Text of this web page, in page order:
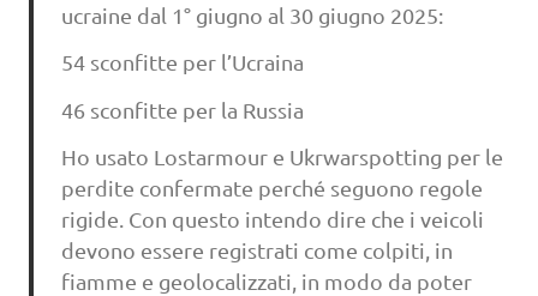
ucraine dal 1° giugno al 30 giugno 2025:
54 sconfitte per l’Ucraina
46 sconfitte per la Russia
Ho usato Lostarmour e Ukrwarspotting per le
perdite confermate perché seguono regole
rigide. Con questo intendo dire che i veicoli
devono essere registrati come colpiti, in
fiamme e geolocalizzati, in modo da poter